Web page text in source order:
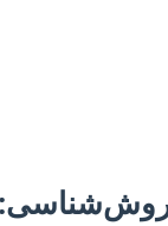
روش‌شناسی: